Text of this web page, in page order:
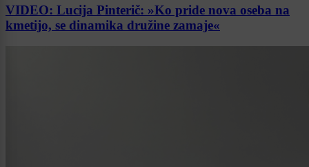
VIDEO: Lucija Pinterič: »Ko pride nova oseba na
kmetijo, se dinamika družine zamaje«